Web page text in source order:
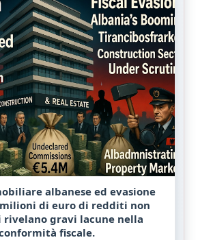
albanese ed evasione
milioni di euro di redditi non
gravi lacune nella
fiscale.